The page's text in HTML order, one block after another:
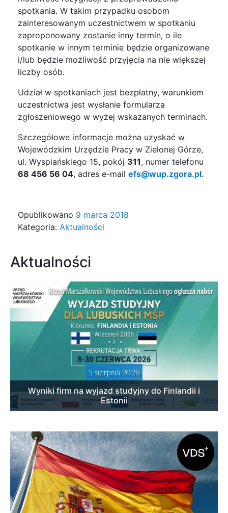
spotkania. W takim przypadku osobom
zainteresowanym uczestnictwem w spotkaniu
zaproponowany zostanie inny termin, o ile
spotkanie w innym terminie będzie organizowane
i/lub będzie możliwość przyjęcia na nie większej
liczby osób.
Udział w spotkaniach jest bezpłatny, warunkiem
uczestnictwa jest wysłanie formularza
zgłoszeniowego w wyżej wskazanych terminach.
Szczegółowe informacje można uzyskać w
Wojewódzkim Urzędzie Pracy w Zielonej Górze,
ul. Wyspiańskiego 15, pokój 311, numer telefonu
68 456 56 04, adres e-mail efs@wup.zgora.pl.
Opublikowano 9 marca 2018
Kategoria: Aktualności
Aktualności
5 sierpnia 2026
Wyniki firm na wyjazd studyjny do Finlandii i
Estonii